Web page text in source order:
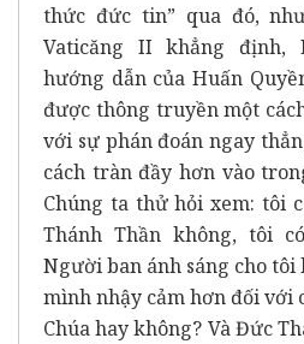
thức đức tin” qua đó,
Vaticăng II khẳng định,
hướng dẫn của Huấn
được thông truyền một
với sự phán đoán ngay
cách tràn đầy hơn vào
Chúng ta thử hỏi xem: tôi
Thánh Thần không, tôi
Người ban ánh sáng cho tôi
mình nhậy cảm hơn đối với
Chúa hay không? Và Đức